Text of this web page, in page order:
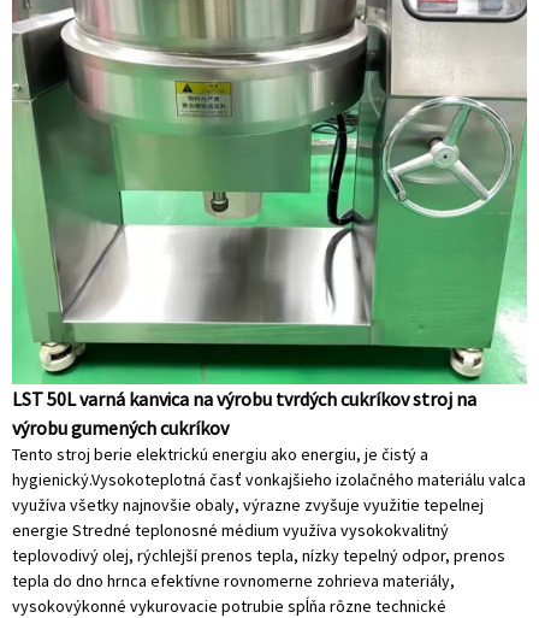
LST 50L varná kanvica na výrobu tvrdých cukríkov stroj na
výrobu gumených cukríkov
Tento stroj berie elektrickú energiu ako energiu, je čistý a
hygienický.Vysokoteplotná časť vonkajšieho izolačného materiálu valca
využíva všetky najnovšie obaly, výrazne zvyšuje využitie tepelnej
energie Stredné teplonosné médium využíva vysokokvalitný
teplovodivý olej, rýchlejší prenos tepla, nízky tepelný odpor, prenos
tepla do dno hrnca efektívne rovnomerne zohrieva materiály,
vysokovýkonné vykurovacie potrubie spĺňa rôzne technické